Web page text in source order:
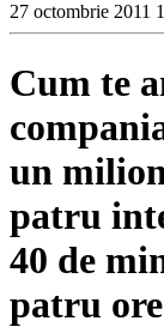
27 octombrie 2011
Cum te
un
patru
40 de
patru ore